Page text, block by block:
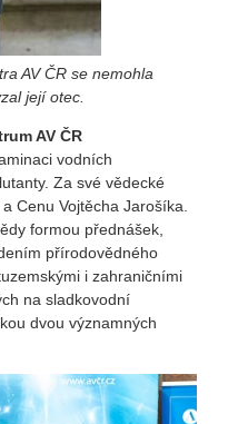
AV ČR se nemohla
její otec.
AV ČR
vodních
Za své vědecké
Cenu Vojtěcha Jarošíka.
formou přednášek,
přírodovědného
i zahraničními
na sladkovodní
dvou významných